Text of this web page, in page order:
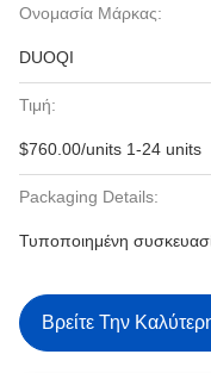
Ονομασία Μάρκας:
DUOQI
Τιμή:
$760.00/units 1-24 units
Packaging Details:
Τυποποιημένη
Βρείτε Την Καλύτερη